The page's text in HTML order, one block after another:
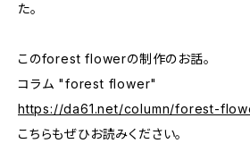
た。
このforest flowerの制作のお話。
コラム "forest flower"
https://da61.net/column/forest-
こちらもぜひお読みください。